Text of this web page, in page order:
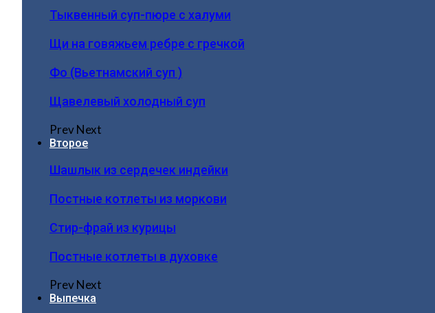
Тыквенный суп-пюре с халуми
Щи на говяжьем ребре с гречкой
Фо (Вьетнамский суп )
Щавелевый холодный суп
PrevNext
Второе
Шашлык из сердечек индейки
Постные котлеты из моркови
Стир-фрай из курицы
Постные котлеты в духовке
PrevNext
Выпечка